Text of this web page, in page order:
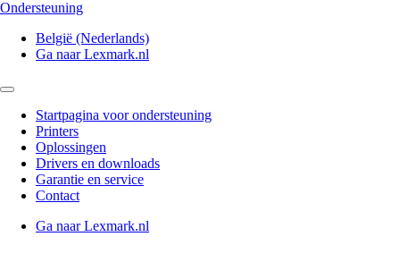
Ondersteuning
België (Nederlands)
Ga naar Lexmark.nl
Startpagina voor ondersteuning
Printers
Oplossingen
Drivers en downloads
Garantie en service
Contact
Ga naar Lexmark.nl